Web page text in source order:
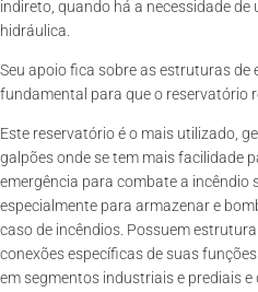
indireto, quando há a necessidade
hidráulica.
Seu apoio fica sobre as estruturas de
fundamental para que o reservatório
Este reservatório é o mais utilizado,
galpões onde se tem mais facilidade
emergência para combate a
especialmente para armazenar e
caso de incêndios. Possuem
conexões específicas de suas
em segmentos industriais e prediais